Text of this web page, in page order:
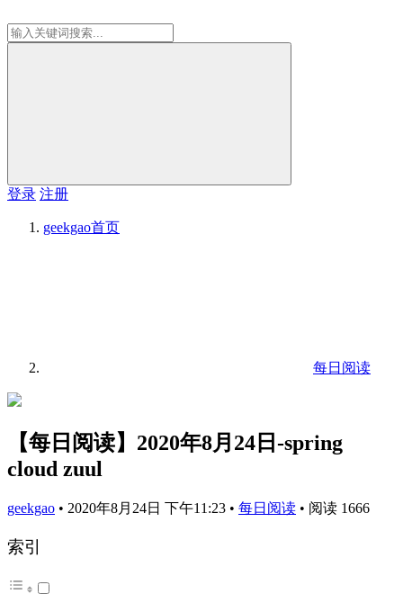
登录 注册
geekgao首页
每日阅读
【每日阅读】2020年8月24日-spring
cloud zuul
geekgao • 2020年8月24日 下午11:23 • 每日阅读 • 阅读 1666
索引